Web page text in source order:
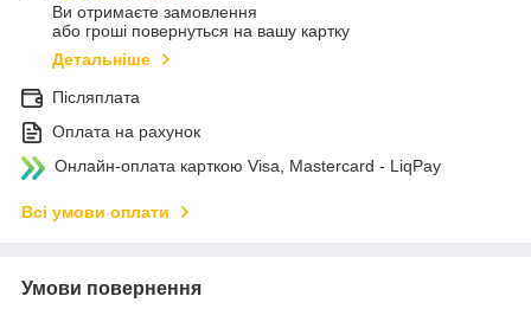
Ви отримаєте замовлення
або гроші повернуться на вашу картку
Детальніше
Післяплата
Оплата на рахунок
Онлайн-оплата карткою Visa, Mastercard - LiqPay
Всі умови оплати
Умови повернення